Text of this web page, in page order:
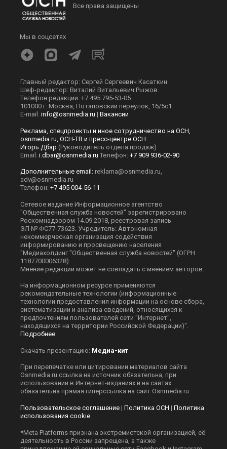
Все права защищены
Мы в соцсетях
Главный редактор: Сергей Сергеевич Касаткин
Шеф-редактор: Виталий Витальевич Рыжов.
Телефон редакции: +7 495 795-53-05
101000 г. Москва, Потаповский переулок, 16/5с1
E-mail: info@osnmedia.ru | Вакансии
Реклама, спецпроекты и иное сотрудничество на ОСН,
osnmedia.ru, ОСН-ТВ и пресс-центре ОСН:
Игорь Дбар (Руководитель отдела продаж)
Email: i.dbar@osnmedia.ru Телефон: +7 909 936-02-90
Дополнительные email: reklama@osnmedia.ru
adv@osnmedia.ru
Телефон: +7 495 004-56-11
Сетевое издание Информационное агентство
"Общественная служба новостей" зарегистрировано
Роскомнадзором 14.09.2018, реестровая запись
ЭЛ № ФС77-73623. Учредитель: Автономная
некоммерческая организация содействия
информированию и просвещению населения
"Медиахолдинг "Общественная служба новостей" (ОГРН
1187700006328).
Мнение редакции может не совпадать с мнением авторов.
На информационном ресурсе применяются
рекомендательные технологии (информационные
технологии предоставления информации на основе сбора,
систематизации и анализа сведений, относящихся к
предпочтениям пользователей сети "Интернет",
находящихся на территории Российской Федерации)".
Подробнее
Скачать презентацию: Медиа-кит
При перепечатке или цитировании материалов сайта
Оsnmedia.ru ссылка на источник обязательна, при
использовании в Интернет-изданиях и на сайтах
обязательна прямая гиперссылка на сайт Оsnmedia.ru.
Пользовательское соглашение | Политика ОСН | Политика
использования cookie
*Meta Platforms признана экстремистской организацией, её
деятельность в России запрещена, а также